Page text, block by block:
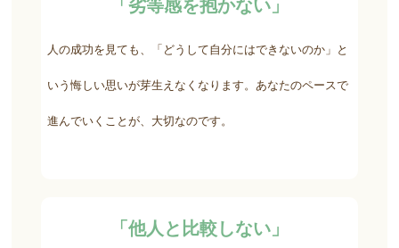
「劣等感を抱かない」
人の成功を見ても、「どうして自分にはできないのか」と
いう悔しい思いが芽生えなくなります。あなたのペースで
進んでいくことが、大切なのです。
「他人と比較しない」